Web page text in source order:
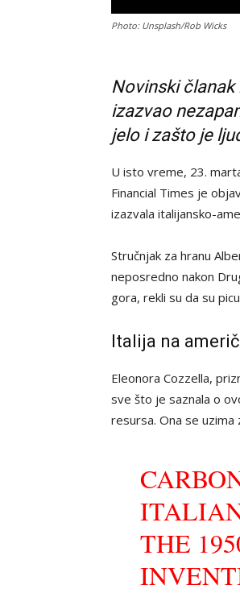
Photo: Unsplash/Rob Wicks
Novinski članak
izazvao
jelo i zašto je
U isto vreme, 23.
Financial Times je
izazvala italijansko-
Stručnjak za hranu
neposredno nakon
gora, rekli su da su
Italija na
Eleonora Cozzella,
sve što je saznala o
resursa. Ona se
THE